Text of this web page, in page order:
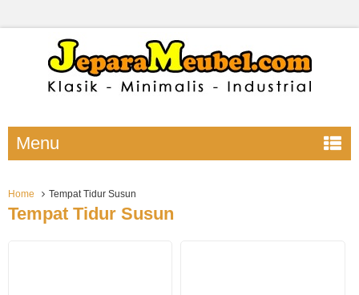
Menu
Home Tempat Tidur Susun
Tempat Tidur Susun